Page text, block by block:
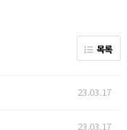
목록
23.03.17
23.03.17